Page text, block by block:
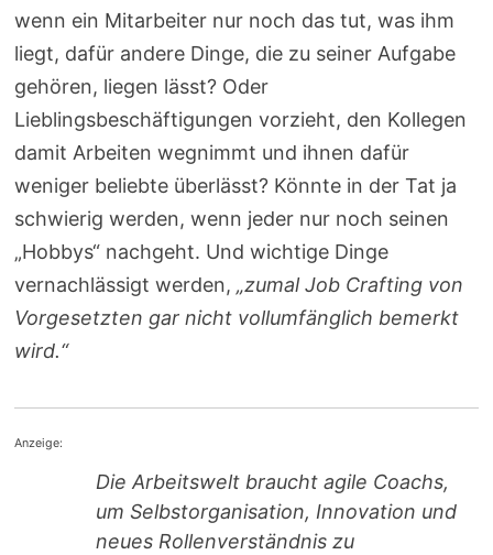
wenn ein Mitarbeiter nur noch das tut, was ihm
liegt, dafür andere Dinge, die zu seiner Aufgabe
gehören, liegen lässt? Oder
Lieblingsbeschäftigungen vorzieht, den Kollegen
damit Arbeiten wegnimmt und ihnen dafür
weniger beliebte überlässt? Könnte in der Tat ja
schwierig werden, wenn jeder nur noch seinen
„Hobbys“ nachgeht. Und wichtige Dinge
vernachlässigt werden,„zumal Job Crafting von
Vorgesetzten gar nicht vollumfänglich bemerkt
wird.“
Anzeige:
Die Arbeitswelt braucht agile Coachs,
um Selbstorganisation, Innovation und
neues Rollenverständnis zu